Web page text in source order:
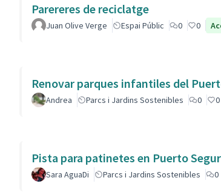
Parereres de reciclatge
Juan Olive Verge Espai Públic 0 0
Renovar parques infantiles del
Andrea Parcs i Jardins Sostenibles 0 0
Pista para patinetes en Puerto Segur
Sara AguaDi Parcs i Jardins Sostenibles 0